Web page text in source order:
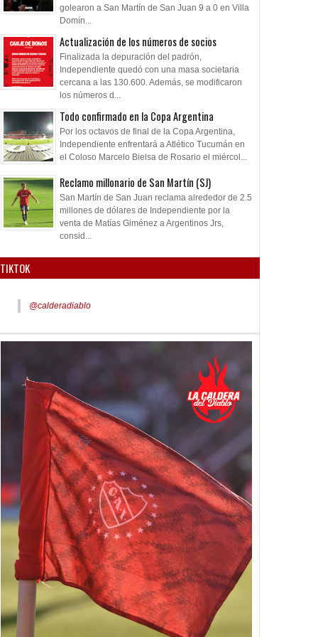
golearon a San Martín de San Juan 9 a 0 en Villa
Domín...
Actualización de los números de socios
Finalizada la depuración del padrón,
Independiente quedó con una masa societaria
cercana a las 130.600. Además, se modificaron
los números d...
Todo confirmado en la Copa Argentina
Por los octavos de final de la Copa Argentina,
Independiente enfrentará a Atlético Tucumán en
el Coloso Marcelo Bielsa de Rosario el miércol...
Reclamo millonario de San Martín (SJ)
San Martín de San Juan reclama alrededor de 2.5
millones de dólares de Independiente por la
venta de Matías Giménez a Argentinos Jrs,
consid...
TIKTOK
@calderadiablo